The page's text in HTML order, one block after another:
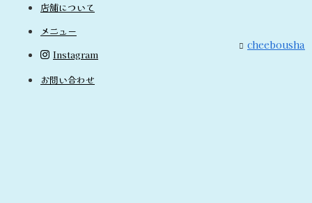
店舗について
メニュー
Instagram
お問い合わせ
cheebousha